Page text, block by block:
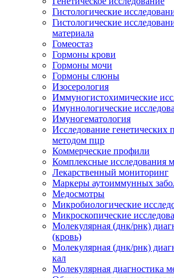
Гистологические
Гистологические
материала
Гомеостаз
Гормоны крови
Гормоны мочи
Гормоны слюны
Изосерология
Иммуногистохимические
Имуннологические
Имуногематология
Исследование генетических
методом пцр
Коммерческие профили
Комплексные исследования
Лекарственный мониторинг
Маркеры аутоиммунных
Медосмотры
Микробиологические
Микроскопические
Молекулярная (днк/рнк)
(кровь)
Молекулярная (днк/рнк)
кал
Молекулярная диагностика